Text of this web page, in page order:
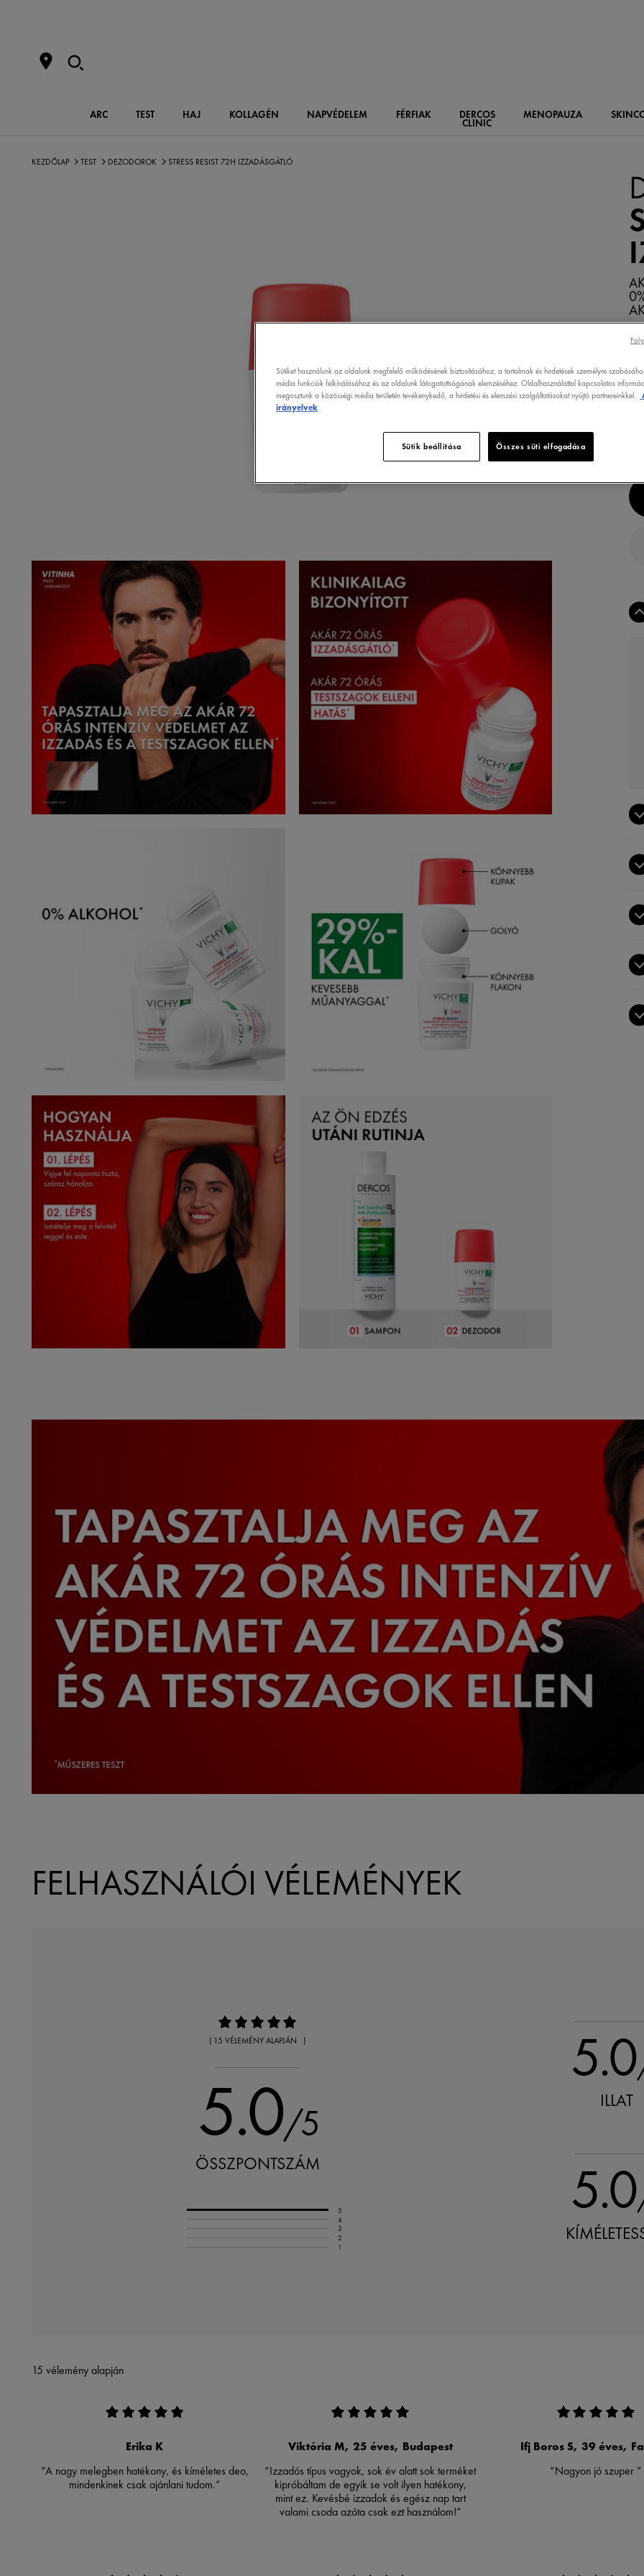
ARC TEST HAJ KOLLAGÉN NAPVÉDELEM FÉRFIAK DERCOS
CLINIC
MENOPAUZA SKIN
KEZDŐLAP TEST DEZODOROK STRESS RESIST 72H IZZADÁSGÁTLÓ
FELHASZNÁLÓI VÉLEMÉNYEK
( 15 VÉLEMÉNY ALAPJÁN )
5.0/5
ÖSSZPONTSZÁM
5
4
3
2
1
5.0
ILLAT
5.0
15 vélemény alapján
Erika K
“A nagy melegben hatékony, és kíméletes deo,
mindenkinek csak ajánlani tudom.”
Viktória M, 25 éves, Budapest
“Izzadós típus vagyok, sok év alatt sok terméket
kipróbáltam de egyik se volt ilyen hatékony,
mint ez. Kevésbé izzadok és egész nap tart
valami csoda azóta csak ezt használom!”
Ifj Boros S, 39 éves,
“Nagyon jó szuper ”
Sütiket használunk az oldalunk megfelelő működésének biztosításához, a tartalmak és hirdetések személyre
média funkciók felkínálásához és az oldalunk látogatottságának elemzéséhez. Oldalhasználattal kapcsolatos
megosztunk a közösségi média területén tevékenykedő, a hirdetési és elemzési szolgáltatásokat nyújtó partnereinkkel.
irányelvek
Sütik beállítása Összes süti elfogadása